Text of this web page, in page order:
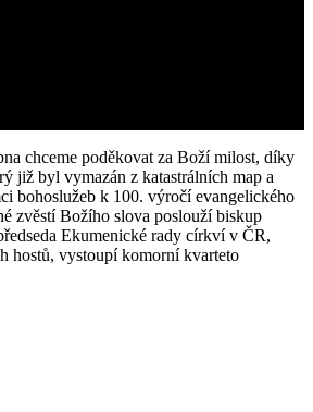
chceme poděkovat za Boží milost, díky
již byl vymazán z katastrálních map a
bohoslužeb k 100. výročí evangelického
zvěstí Božího slova poslouží biskup
Ekumenické rady církví v ČR,
hostů, vystoupí komorní kvarteto